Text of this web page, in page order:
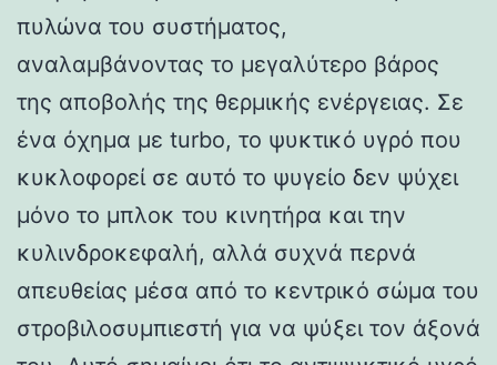
πυλώνα του συστήματος,
αναλαμβάνοντας το μεγαλύτερο βάρος
της αποβολής της θερμικής ενέργειας. Σε
ένα όχημα με turbo, το ψυκτικό υγρό που
κυκλοφορεί σε αυτό το ψυγείο δεν ψύχει
μόνο το μπλοκ του κινητήρα και την
κυλινδροκεφαλή, αλλά συχνά περνά
απευθείας μέσα από το κεντρικό σώμα του
στροβιλοσυμπιεστή για να ψύξει τον άξονά